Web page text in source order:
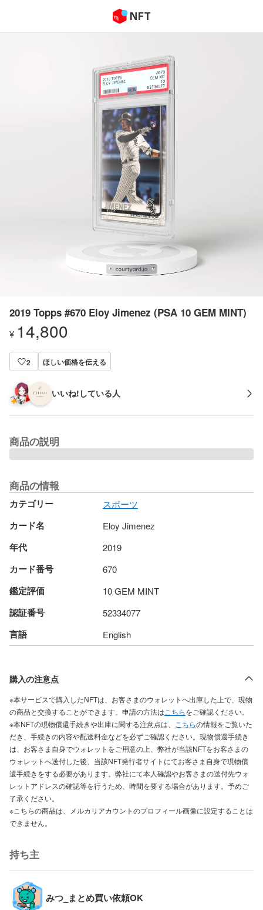
2019 Topps #670 Eloy Jimenez (PSA 10 GEM MINT)
¥ 14,800
2 ほしい価格を伝える
いいね!している人
商品の説明
商品の情報
カテゴリー スポーツ
カード名 Eloy Jimenez
年代 2019
カード番号 670
鑑定評価 10 GEM MINT
認証番号 52334077
言語 English
購入の注意点
※本サービスで購入したNFTは、お客さまのウォレットへ出庫した上で、現物
の商品と交換することができます。申請の方法は こちらをご確認ください。
※本NFTの現物償還手続きや出庫に関する注意点は、
こちらの情報をご覧いた
だき、手続きの内容や配送料金などを必ずご確認ください。現物償還手続き
は、お客さま自身でウォレットをご用意の上、弊社が当該NFTをお客さまの
ウォレットへ送付した後、当該NFT発行者サイトにてお客さま自身で現物償
還手続きをする必要があります。弊社にて本人確認やお客さまの送付先ウォ
レットアドレスの確認等を行うため、時間を要する場合があります。予めご
了承ください。
※こちらの商品は、メルカリアカウントのプロフィール画像に設定することは
できません。
持ち主
みつ_まとめ買い依頼OK